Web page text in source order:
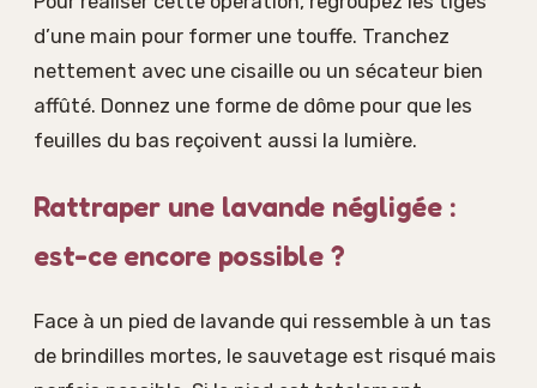
d’une main pour former une touffe. Tranchez
nettement avec une cisaille ou un sécateur bien
affûté. Donnez une forme de dôme pour que les
feuilles du bas reçoivent aussi la lumière.
Rattraper une lavande négligée :
est-ce encore possible ?
Face à un pied de lavande qui ressemble à un tas
de brindilles mortes, le sauvetage est risqué mais